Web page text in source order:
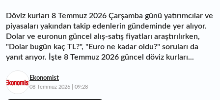
Döviz kurları 8 Temmuz 2026 Çarşamba günü yatırımcılar ve
piyasaları yakından takip edenlerin gündeminde yer alıyor.
Dolar ve euronun güncel alış-satış fiyatları araştırılırken,
"Dolar bugün kaç TL?", "Euro ne kadar oldu?" soruları da
yanıt arıyor. İşte 8 Temmuz 2026 güncel döviz kurları...
Ekonomist
08 Temmuz 2026 | 09:28